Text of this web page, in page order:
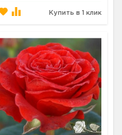
Купить в 1 клик